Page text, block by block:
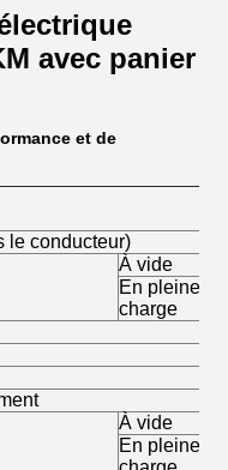
avec panier
et de
le conducteur)
À vide
En pleine
charge
À vide
En pleine